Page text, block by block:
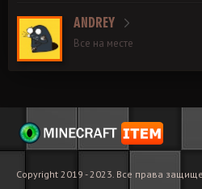
ANDREY
Все на месте
Copyright 2019 - 2023. Все права